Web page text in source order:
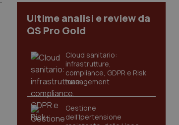
Ultime analisi e review da
QS Pro Gold
Cloud sanitario:
infrastrutture,
compliance, GDPR e Risk
management
Gestione
dell'Ipertensione